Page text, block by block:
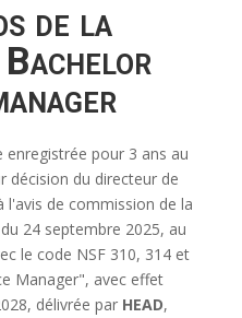
de la
pour 3 ans au
décision du directeur de
l'avis de commission de la
24 septembre 2025, au
le code NSF 310, 314 et
Manager", avec effet
délivrée par HEAD,